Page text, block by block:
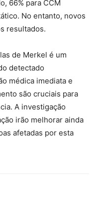
66% para CCM
No entanto, novos
resultados.
de Merkel é um
detectado
médica imediata e
são cruciais para
A investigação
irão melhorar ainda
afetadas por esta